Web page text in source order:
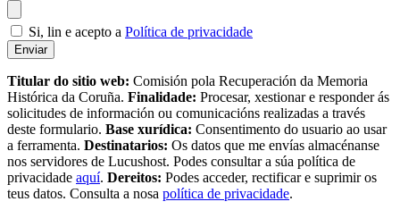
Si, lin e acepto a Política de privacidade
Enviar
Titular do sitio web: Comisión pola Recuperación da Memoria
Histórica da Coruña. Finalidade: Procesar, xestionar e responder ás
solicitudes de información ou comunicacións realizadas a través
deste formulario. Base xurídica: Consentimento do usuario ao usar
a ferramenta. Destinatarios: Os datos que me envías almacénanse
nos servidores de Lucushost. Podes consultar a súa política de
privacidade aquí. Dereitos: Podes acceder, rectificar e suprimir os
teus datos. Consulta a nosa política de privacidade.